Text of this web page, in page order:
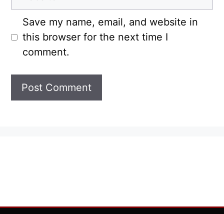
Save my name, email, and website in
this browser for the next time I
comment.